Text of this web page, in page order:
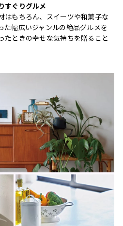
すぐりグルメ
はもちろん、スイーツや和菓子な
た幅広いジャンルの絶品グルメを
たときの幸せな気持ちを贈ること